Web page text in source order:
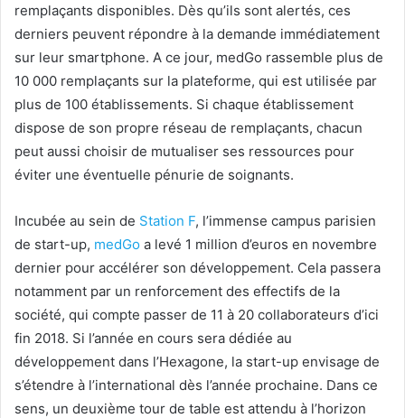
remplaçants disponibles. Dès qu’ils sont alertés, ces
derniers peuvent répondre à la demande immédiatement
sur leur smartphone. A ce jour, medGo rassemble plus de
10 000 remplaçants sur la plateforme, qui est utilisée par
plus de 100 établissements. Si chaque établissement
dispose de son propre réseau de remplaçants, chacun
peut aussi choisir de mutualiser ses ressources pour
éviter une éventuelle pénurie de soignants.
Incubée au sein de Station F, l’immense campus parisien
de start-up, medGo a levé 1 million d’euros en novembre
dernier pour accélérer son développement. Cela passera
notamment par un renforcement des effectifs de la
société, qui compte passer de 11 à 20 collaborateurs d’ici
fin 2018. Si l’année en cours sera dédiée au
développement dans l’Hexagone, la start-up envisage de
s’étendre à l’international dès l’année prochaine. Dans ce
sens, un deuxième tour de table est attendu à l’horizon